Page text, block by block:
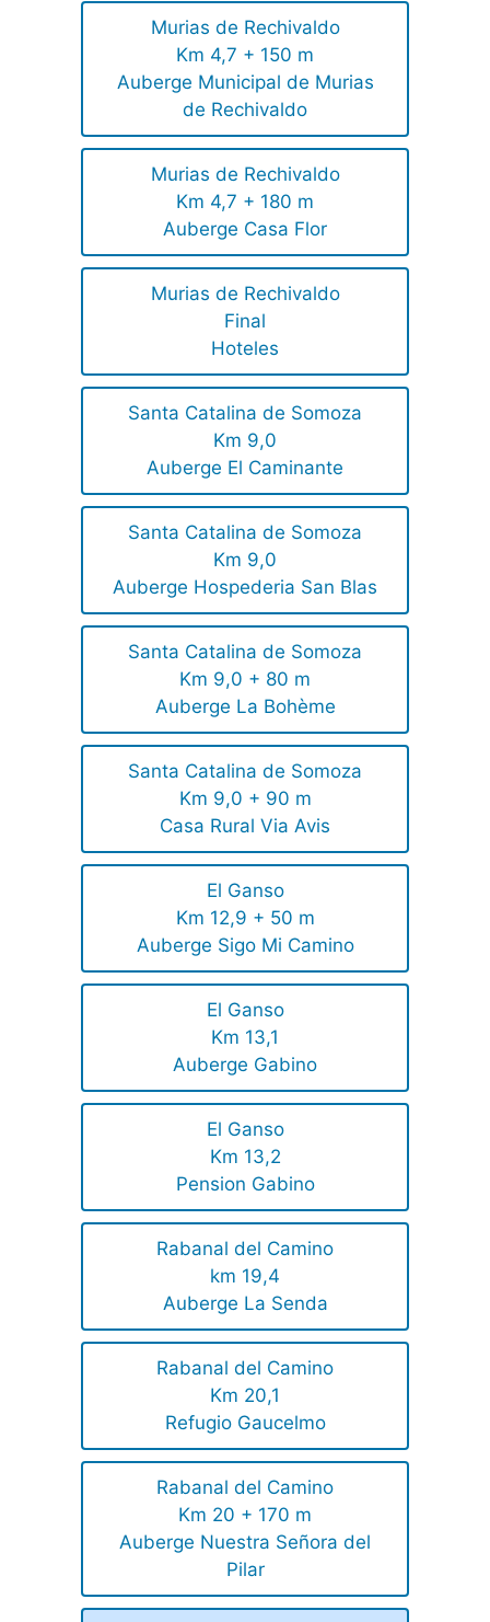
Murias de Rechivaldo
Km 4,7 + 150 m
Auberge Municipal de Murias
de Rechivaldo
Murias de Rechivaldo
Km 4,7 + 180 m
Auberge Casa Flor
Murias de Rechivaldo
Final
Hoteles
Santa Catalina de Somoza
Km 9,0
Auberge El Caminante
Santa Catalina de Somoza
Km 9,0
Auberge Hospederia San Blas
Santa Catalina de Somoza
Km 9,0 + 80 m
Auberge La Bohème
Santa Catalina de Somoza
Km 9,0 + 90 m
Casa Rural Via Avis
El Ganso
Km 12,9 + 50 m
Auberge Sigo Mi Camino
El Ganso
Km 13,1
Auberge Gabino
El Ganso
Km 13,2
Pension Gabino
Rabanal del Camino
km 19,4
Auberge La Senda
Rabanal del Camino
Km 20,1
Refugio Gaucelmo
Rabanal del Camino
Km 20 + 170 m
Auberge Nuestra Señora del
Pilar